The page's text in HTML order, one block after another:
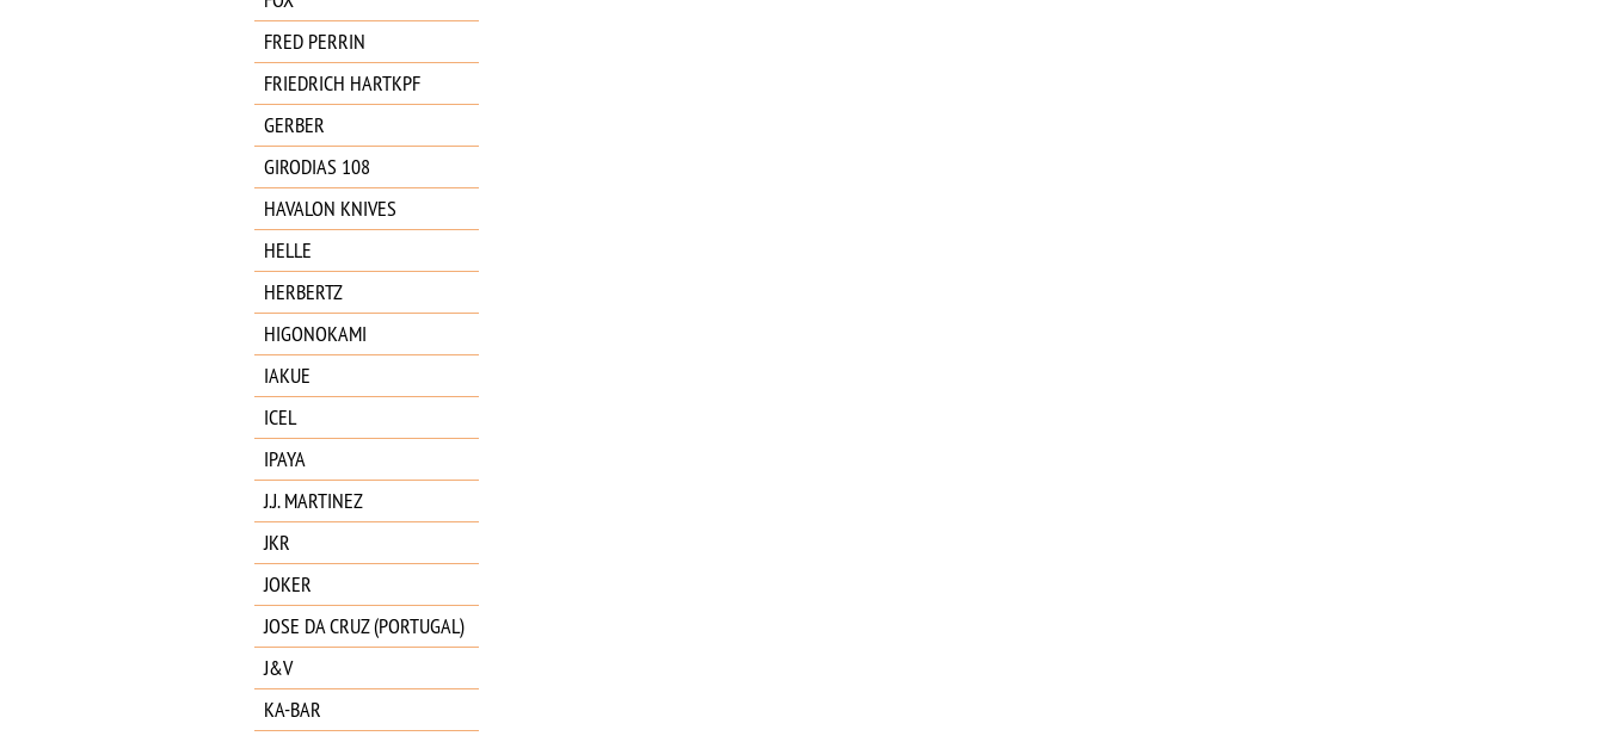
FRED PERRIN
FRIEDRICH HARTKPF
GERBER
GIRODIAS 108
HAVALON KNIVES
HELLE
HERBERTZ
HIGONOKAMI
IAKUE
ICEL
IPAYA
J.J. MARTINEZ
JKR
JOKER
JOSE DA CRUZ (PORTUGAL)
J&V
KA-BAR